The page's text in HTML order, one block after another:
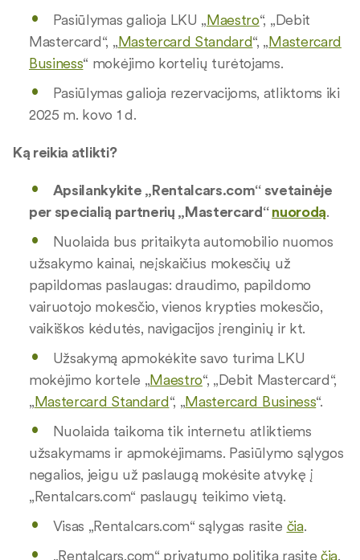
Pasiūlymas galioja LKU „Maestro“, „Debit
Mastercard“, „Mastercard Standard“, „Mastercard
Business“ mokėjimo kortelių turėtojams.
Pasiūlymas galioja rezervacijoms, atliktoms iki
2025 m. kovo 1 d.
Ką reikia atlikti?
Apsilankykite „Rentalcars.com“ svetainėje
per specialią partnerių „Mastercard“nuorodą.
Nuolaida bus pritaikyta automobilio nuomos
užsakymo kainai, neįskaičius mokesčių už
papildomas paslaugas: draudimo, papildomo
vairuotojo mokesčio, vienos krypties mokesčio,
vaikiškos kėdutės, navigacijos įrenginių ir kt.
Užsakymą apmokėkite savo turima LKU
mokėjimo kortele „Maestro“, „Debit Mastercard“,
„Mastercard Standard“, „Mastercard Business“.
Nuolaida taikoma tik internetu atliktiems
užsakymams ir apmokėjimams. Pasiūlymo sąlygos
negalios, jeigu už paslaugą mokėsite atvykę į
„Rentalcars.com“ paslaugų teikimo vietą.
Visas „Rentalcars.com“ sąlygas rasite čia.
„Rentalcars.com“ privatumo politiką rasite čia.